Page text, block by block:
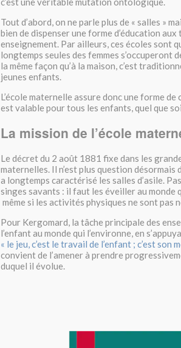
Tout d’abord, on ne parle plus de « salles »
bien de dispenser une forme d’éducation
enseignement. Par ailleurs, ces écoles sont
longtemps seules des femmes
la même façon qu’à la maison, c’est
jeunes enfants.
L’école maternelle assure donc une forme
est valable pour tous les enfants, quel que
La mission de l’école
Le décret du 2 août 1881 fixe dans les
maternelles. Il n’est plus question
a longtemps caractérisé les salles d’asile.
singes savants : il faut les éveiller au
même si les activités physiques ne sont pas
Pour Kergomard, la tâche principale des
l’enfant au monde qui l’environne, en
« le jeu, c’est le travail de l’enfant ; c’est son
convient de l’amener à prendre
duquel il évolue.